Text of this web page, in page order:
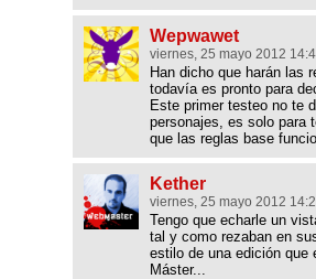
Wepwawet
viernes, 25 mayo 2012
Han dicho que harán las
todavía es pronto para
Este primer testeo no te
personajes, es solo para
que las reglas base
Kether
viernes, 25 mayo 2012
Tengo que echarle un
tal y como rezaban en
estilo de una edición que
Máster...